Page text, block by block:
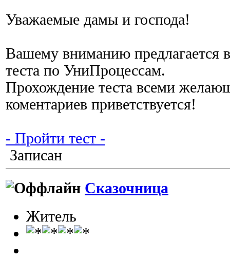
Уважаемые дамы и господа!
Вашему вниманию предлагается
теста по УниПроцессам.
Прохождение теста всеми
коментариев приветствуется!
- Пройти тест -
Записан
Сказочница
Житель